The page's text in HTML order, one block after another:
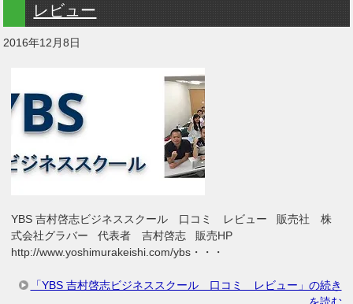
レビュー
2016年12月8日
YBS 吉村啓志ビジネススクール 口コミ レビュー 販売社 株
式会社グラバー 代表者 吉村啓志 販売HP
http://www.yoshimurakeishi.com/ybs・・・
「YBS 吉村啓志ビジネススクール 口コミ レビュー」の続き
を読む